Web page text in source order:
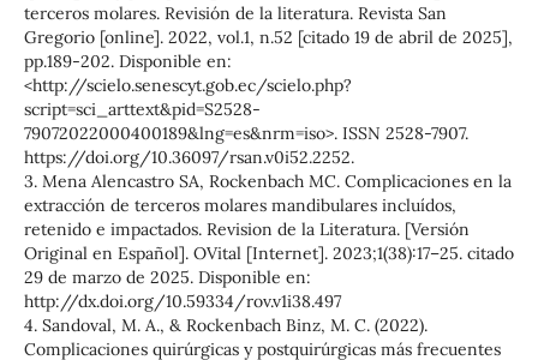
terceros molares. Revisión de la literatura. Revista San
Gregorio [online]. 2022, vol.1, n.52 [citado 19 de abril de 2025],
pp.189-202. Disponible en:
<http://scielo.senescyt.gob.ec/scielo.php?
script=sci_arttext&pid=S2528-
79072022000400189&lng=es&nrm=iso>. ISSN 2528-7907.
https://doi.org/10.36097/rsan.v0i52.2252.
3. Mena Alencastro SA, Rockenbach MC. Complicaciones en la
extracción de terceros molares mandibulares incluídos,
retenido e impactados. Revision de la Literatura. [Versión
Original en Español]. OVital [Internet]. 2023;1(38):17–25. citado
29 de marzo de 2025. Disponible en:
http://dx.doi.org/10.59334/rov.v1i38.497
4. Sandoval, M. A., & Rockenbach Binz, M. C. (2022).
Complicaciones quirúrgicas y postquirúrgicas más frecuentes